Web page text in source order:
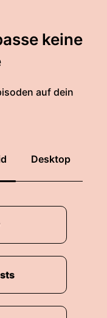
wanna hate
Ernst!
chainsaw?
keine
auf dein
Desktop